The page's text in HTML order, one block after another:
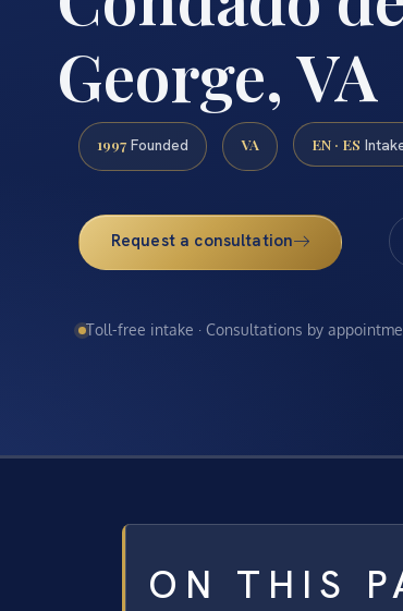
George, VA
1997 Founded VA EN · ES
Request a consultation
Toll-free intake · Consultations by
ON THIS